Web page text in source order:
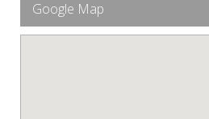
Google Map